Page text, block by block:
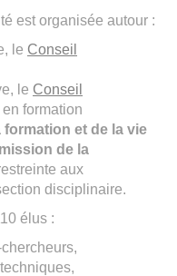
est organisée autour :
le Conseil
le Conseil
formation
et de la vie
de la
aux
disciplinaire.
élus :